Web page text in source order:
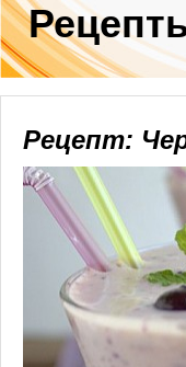
Рецепт: